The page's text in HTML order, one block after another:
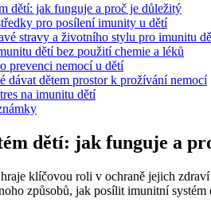
dětí: jak funguje a proč je důležitý
pro posílení imunity u dětí
stravy a životního stylu pro imunitu
dětí bez použití chemie a léků
prevenci nemocí u dětí
dávat dětem prostor k prožívání nemocí
na imunitu dětí
dětí: jak funguje a
klíčovou roli v ochraně jejich
způsobů, jak posílit imunitní systém